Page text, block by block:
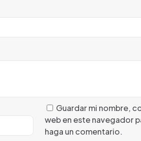
Guardar mi nombre,
web en este navegador
haga un comentario.